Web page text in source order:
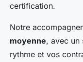
certification.
Notre
moyenne, avec un
rythme et vos